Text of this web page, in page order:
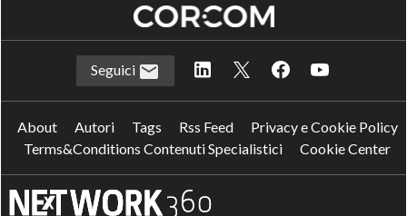
Seguici
About Autori Tags Rss Feed
Privacy e Cookie Policy
Terms&Conditions Contenuti Specialistici
Cookie Center